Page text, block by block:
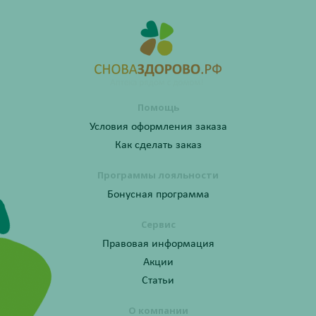
Помощь
Условия оформления заказа
Как сделать заказ
Программы лояльности
Бонусная программа
Сервис
Правовая информация
Акции
Статьи
О компании